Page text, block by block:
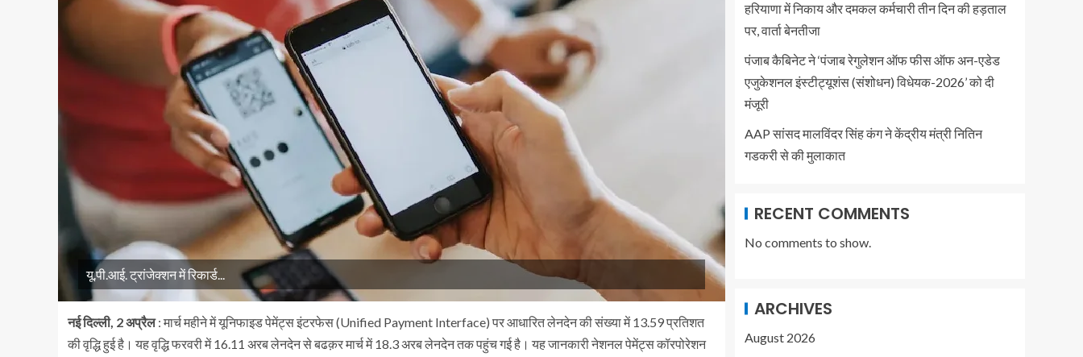
यू.पी.आई. ट्रांजेक्शन में रिकार्ड...
नई दिल्ली, 2 अप्रैल: मार्च महीने में यूनिफाइड पेमेंट्स इंटरफेस (Unified Payment Interface) पर आधारित लेनदेन की संख्या में 13.59 प्रतिशत
की वृद्धि हुई है। यह वृद्धि फरवरी में 16.11 अरब लेनदेन से बढक़र मार्च में 18.3 अरब लेनदेन तक पहुंच गई है। यह जानकारी नेशनल पेमेंट्स कॉरपोरेशन
हरियाणा में निकाय और दमकल कर्मचारी तीन दिन की हड़ताल
पर, वार्ता बेनतीजा
पंजाब कैबिनेट ने ‘पंजाब रेगुलेशन ऑफ फीस ऑफ अन-एडेड
एजुकेशनल इंस्टीट्यूशंस (संशोधन) विधेयक-2026’ को दी
मंजूरी
AAP सांसद मालविंदर सिंह कंग ने केंद्रीय मंत्री नितिन
गडकरी से की मुलाकात
RECENT COMMENTS
No comments to show.
ARCHIVES
August 2026